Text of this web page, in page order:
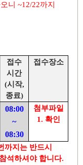
니 ~12/22까지
접수
시간
(시작,
종료)
접수장소
08:00
~
08:30
첨부파일
1. 확인
까지는 반드시
석하셔야 합니다.